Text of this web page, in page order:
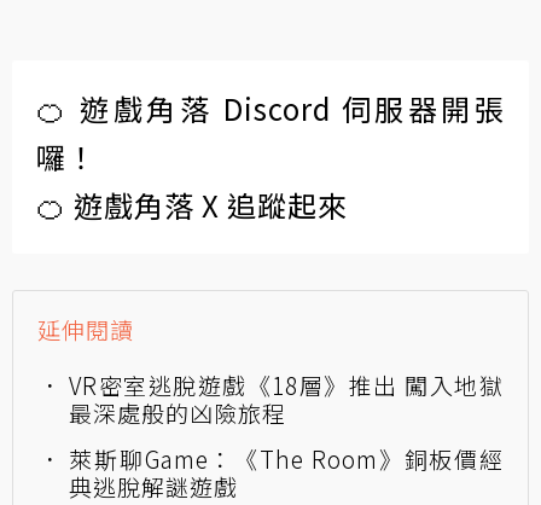
🍊 遊戲角落 Discord 伺服器開張
囉！
🍊 遊戲角落 X 追蹤起來
延伸閱讀
VR密室逃脫遊戲《18層》推出 闖入地獄
最深處般的凶險旅程
萊斯聊Game：《The Room》銅板價經
典逃脫解謎遊戲